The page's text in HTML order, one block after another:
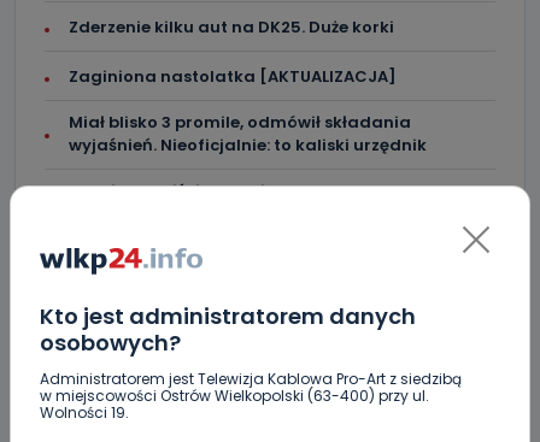
Kto jest administratorem danych
osobowych?
Administratorem jest Telewizja Kablowa Pro-Art z siedzibą
w miejscowości Ostrów Wielkopolski (63-400) przy ul.
Wolności 19.
Zderzenie kilku aut na DK25. Duże korki
Zaginiona nastolatka [AKTUALIZACJA]
Miał blisko 3 promile, odmówił składania
wyjaśnień. Nieoficjalnie: to kaliski urzędnik
Drugie podejście. Podpisano umowę na
Z Krotoszyna do Wrocławia. Krótka ucieczka przed
policją